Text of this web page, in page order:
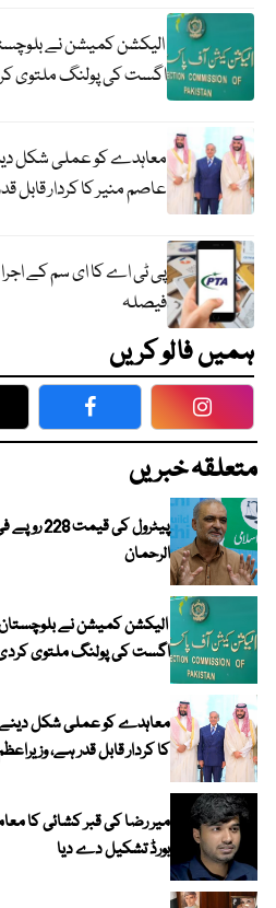
اگست کی پولنگ ملتوی
معاہدے کو عملی شکل
عاصم منیر کا کردار قابل
پی ٹی اے کا ای سم کے
فیصلہ
ہمیں فالو کریں
Facebook
متعلقہ خبریں
پیٹرول کی
الرحمان
اگست کی پولنگ ملتوی
معاہدے کو عملی شکل
کا کردار قابل قدر ہے،
میر رضا کی قبر کشائی کا
بورڈ تشکیل دے دیا